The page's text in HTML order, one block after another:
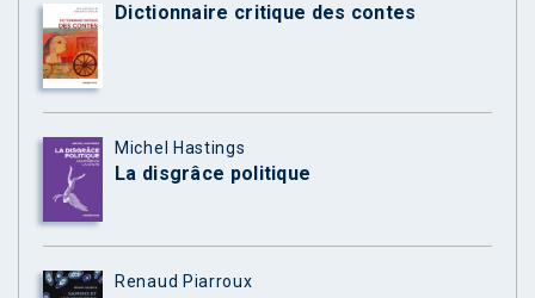
Dictionnaire critique des contes
Michel Hastings
La disgrâce politique
Renaud Piarroux